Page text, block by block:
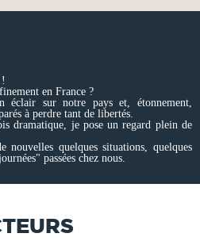
en France ?
éclair sur notre pays et, étonnement,
à perdre tant de libertés.
dramatique, je pose un regard plein de
nouvelles quelques situations, quelques
passées chez nous.